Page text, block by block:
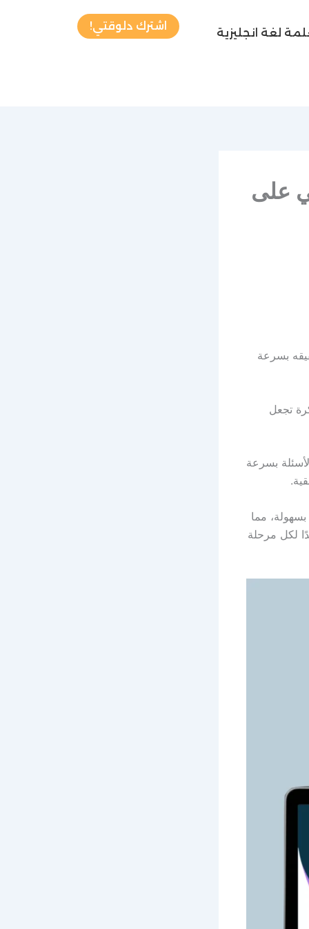
لغة انجليزية
اشترك دلوقتي!
احصلي على
بسرعة
تجعل
بسرعة
مما
لكل مرحلة